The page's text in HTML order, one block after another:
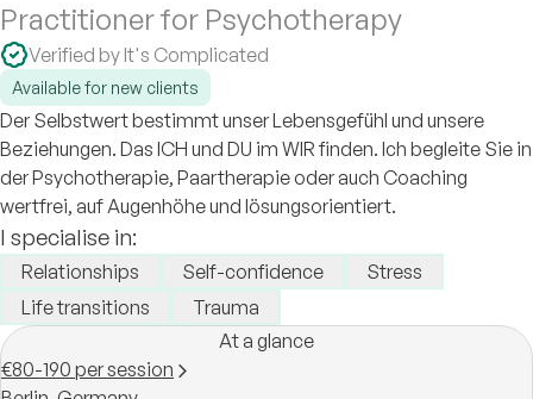
Practitioner for Psychotherapy
Verified by It's Complicated
Available for new clients
Der Selbstwert bestimmt unser Lebensgefühl und unsere
Beziehungen. Das ICH und DU im WIR finden. Ich begleite Sie in
der Psychotherapie, Paartherapie oder auch Coaching
wertfrei, auf Augenhöhe und lösungsorientiert.
I specialise in:
Relationships Self-confidence
Stress
Life transitions
Trauma
At a glance
€80-190 per session